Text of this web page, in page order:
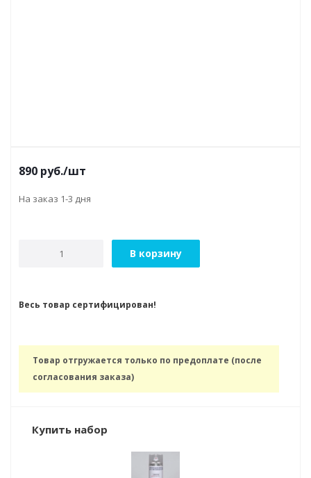
890 руб./шт
На заказ 1-3 дня
В корзину
Весь товар сертифицирован!
Товар отгружается только по предоплате (после
согласования заказа)
Купить набор